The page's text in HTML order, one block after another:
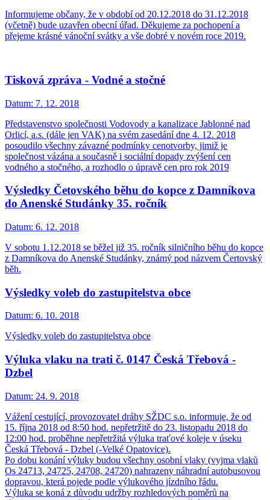
Informujeme občany, že v období od 20.12.2018 do 31.12.2018
(včetně) bude uzavřen obecní úřad. Děkujeme za pochopení a
přejeme krásné vánoční svátky a vše dobré v novém roce 2019.
Tisková zpráva - Vodné a stočné
Datum: 7. 12. 2018
Představenstvo společnosti Vodovody a kanalizace Jablonné nad
Orlicí, a.s. (dále jen VAK) na svém zasedání dne 4. 12. 2018
posoudilo všechny závazné podmínky cenotvorby, jimiž je
společnost vázána a současně i sociální dopady zvýšení cen
vodného a stočného, a rozhodlo o úpravě cen pro rok 2019
Výsledky Četovského běhu do kopce z Damníkova
do Anenské Studánky 35. ročník
Datum: 6. 12. 2018
V sobotu 1.12.2018 se běžel již 35. ročník silničního běhu do kopce
z Damníkova do Anenské Studánky, známý pod názvem Čertovský
běh.
Výsledky voleb do zastupitelstva obce
Datum: 6. 10. 2018
Výsledky voleb do zastupitelstva obce
Výluka vlaku na trati č. 0147 Česká Třebová -
Dzbel
Datum: 24. 9. 2018
Vážení cestující, provozovatel dráhy SŽDC s.o. informuje, že od
15. října 2018 od 8:50 hod. nepřetržitě do 23. listopadu 2018 do
12:00 hod. proběhne nepřetržitá výluka traťové koleje v úseku
Česká Třebová - Dzbel (-Velké Opatovice).
Po dobu konání výluky budou všechny osobní vlaky (vyjma vlaků
Os 24713, 24725, 24708, 24720) nahrazeny náhradní autobusovou
dopravou, která pojede podle výlukového jízdního řádu.
Výluka se koná z důvodu udržby rozhledových poměrů na